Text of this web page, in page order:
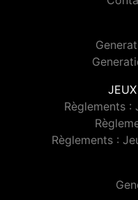
Règlements :
Règlements :